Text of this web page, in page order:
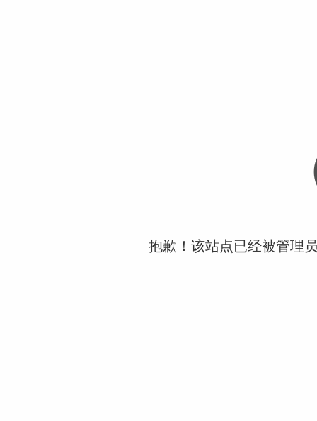
抱歉！该站点已经被管理